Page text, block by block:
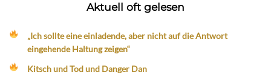
Aktuell oft gelesen
„Ich sollte eine einladende, aber nicht auf die Antwort
eingehende Haltung zeigen“
Kitsch und Tod und Danger Dan